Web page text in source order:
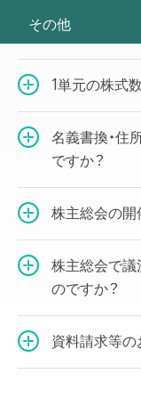
その他
配当金支払の
1単元の株式
名義書換・住
ですか？
株主総会の開
株主総会で議
のですか？
資料請求等の